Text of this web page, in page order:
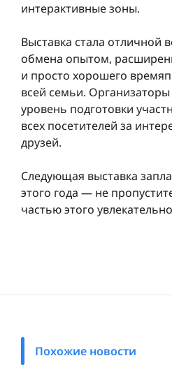
интерактивные зоны.
Выставка стала отличной
обмена опытом,
и просто хорошего
всей семьи.
уровень подготовки
всех посетителей за
друзей.
Следующая выставка
этого года — не
частью этого
Похожие новости